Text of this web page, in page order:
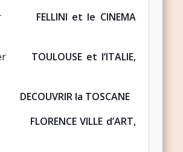
FELLINI et le CINEMA
TOULOUSE et l’ITALIE,
DECOUVRIR la TOSCANE
FLORENCE VILLE d’ART,